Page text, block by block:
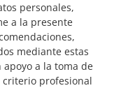
personales,
a la presente
mediante estas
a la toma de
criterio profesional